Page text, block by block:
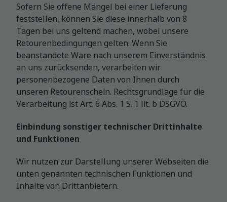
Sofern Sie offene Mängel bei einer Lieferung
feststellen, können Sie diese innerhalb von 8
Tagen bei uns geltend machen, wobei unsere
Retourenbedingungen gelten. Wenn Sie
beanstandete Ware nach unserem Einverständnis
an uns zurücksenden, verarbeiten wir
personenbezogene Daten von Ihnen durch
unseren Retourenschein. Rechtsgrundlage für die
Verarbeitung ist Art. 6 Abs. 1 S. 1 lit. b DSGVO.
Einbindung sonstiger technischer Drittinhalte
und Funktionen
Wir nutzen zur Darstellung unserer Webseiten die
unten genannten technischen Funktionen und
Inhalte von Drittanbietern.